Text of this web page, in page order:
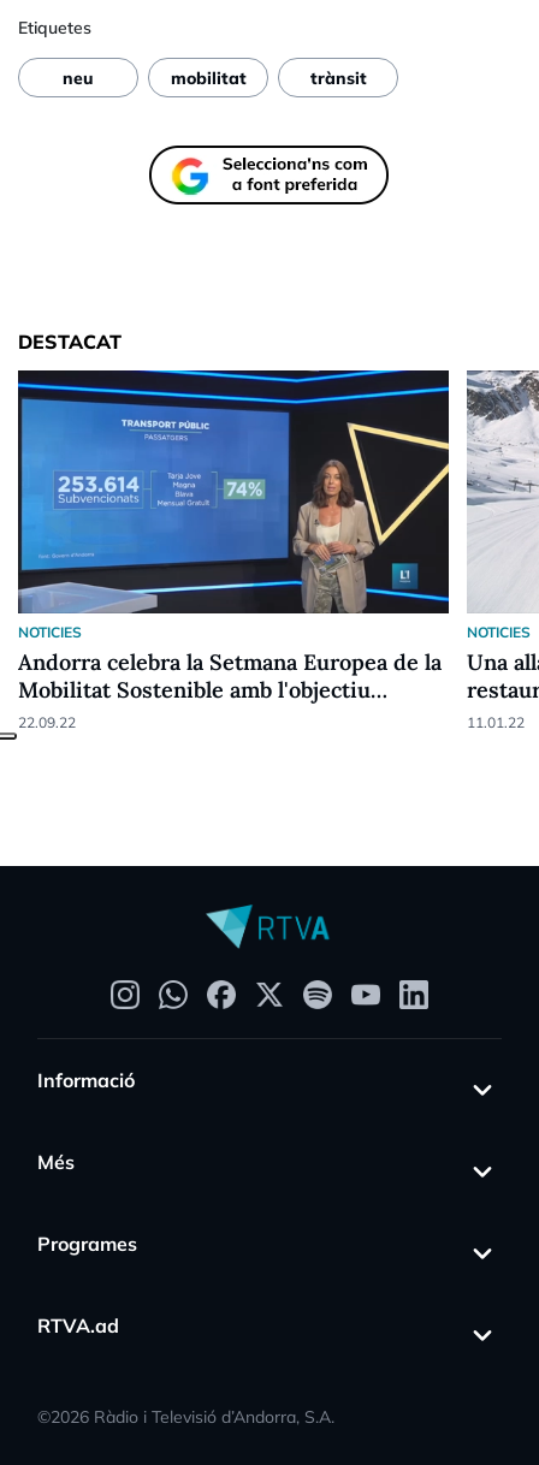
Etiquetes
neu mobilitat trànsit
DESTACAT
NOTICIES
Andorra celebra la Setmana Europea de la
Mobilitat Sostenible amb l'objectiu
d'evitar el vehicle a l'hora de desplaçar-se
22.09.22
NOTICIES
Una
11.01.22
Informació
Més
Programes
RTVA.ad
©2026 Ràdio i Televisió d’Andorra, S.A.